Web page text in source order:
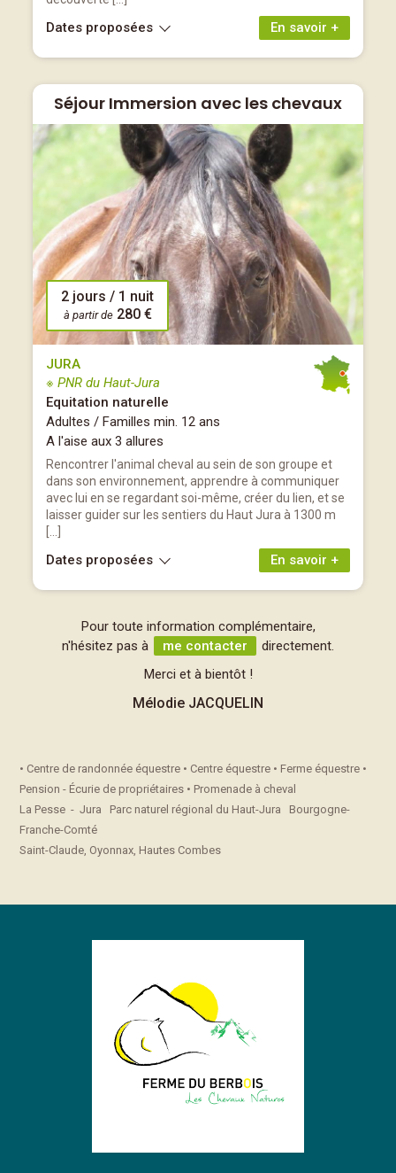
En savoir +
Dates proposées
Séjour Immersion avec les chevaux
2 jours / 1 nuit
à partir de 280 €
JURA
※ PNR du Haut-Jura
Equitation naturelle
Adultes / Familles min. 12 ans
A l'aise aux 3 allures
Rencontrer l'animal cheval au sein de son groupe et
dans son environnement, apprendre à communiquer
avec lui en se regardant soi-même, créer du lien, et se
laisser guider sur les sentiers du Haut Jura à 1300 m
En savoir +
Dates proposées
Pour toute information complémentaire,
n'hésitez pas à
me contacter
directement.
Merci et à bientôt !
Mélodie JACQUELIN
• Centre de randonnée équestre • Centre équestre • Ferme équestre •
Pension - Écurie de propriétaires • Promenade à cheval
La Pesse - Jura Parc naturel régional du Haut-Jura Bourgogne-
Franche-Comté
Saint-Claude, Oyonnax, Hautes Combes